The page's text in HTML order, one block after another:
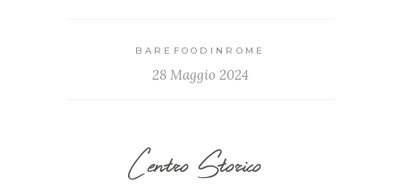
BAREFOODINROME
28 Maggio 2024
Centro Storico